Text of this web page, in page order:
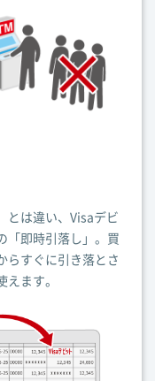
とは違い、Visaデビ
「即時引落し」。買
らすぐに引き落とさ
ます。